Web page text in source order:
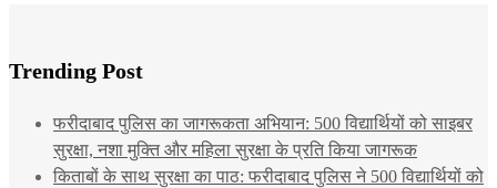
Trending Post
फरीदाबाद पुलिस का जागरूकता अभियान: 500 विद्यार्थियों को साइबर
सुरक्षा, नशा मुक्ति और महिला सुरक्षा के प्रति किया जागरूक
किताबों के साथ सुरक्षा का पाठ: फरीदाबाद पुलिस ने 500 विद्यार्थियों को